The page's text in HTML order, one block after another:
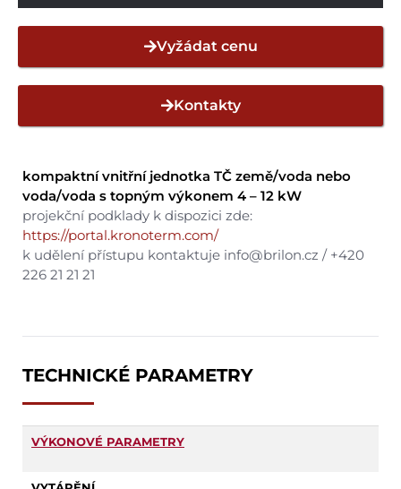
kompaktní vnitřní jednotka TČ země/voda nebo
voda/voda s topným výkonem 4 – 12 kW
projekční podklady k dispozici zde:
https://portal.kronoterm.com/
k udělení přístupu kontaktuje info@brilon.cz / +420
226 21 21 21
TECHNICKÉ PARAMETRY
VÝKONOVÉ PARAMETRY
Vyžádat cenu
Kontakty